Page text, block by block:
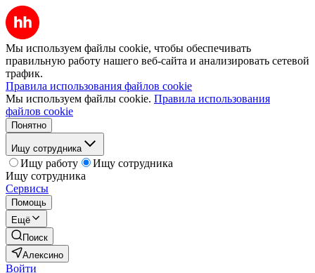
Мы используем файлы cookie, чтобы обеспечивать
правильную работу нашего веб-сайта и анализировать сетевой
трафик.
Правила использования файлов cookie
Мы используем файлы cookie. Правила использования
файлов cookie
Понятно
Ищу сотрудника
Ищу работу
Ищу сотрудника
Ищу сотрудника
Сервисы
Помощь
Ещё
Поиск
Алексино
Войти